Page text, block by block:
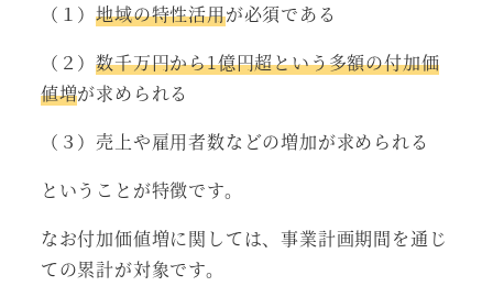
（１）地域の特性活用が必須である
（２）数千万円から1億円超という多額の付加価
値増が求められる
（３）売上や雇用者数などの増加が求められる
ということが特徴です。
なお付加価値増に関しては、事業計画期間を通じ
ての累計が対象です。